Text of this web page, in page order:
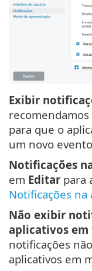
Exibir
para que o
um novo
Notificações
em Editar para
Notificações
Não exibir
aplicativos em
notificações
aplicativos em